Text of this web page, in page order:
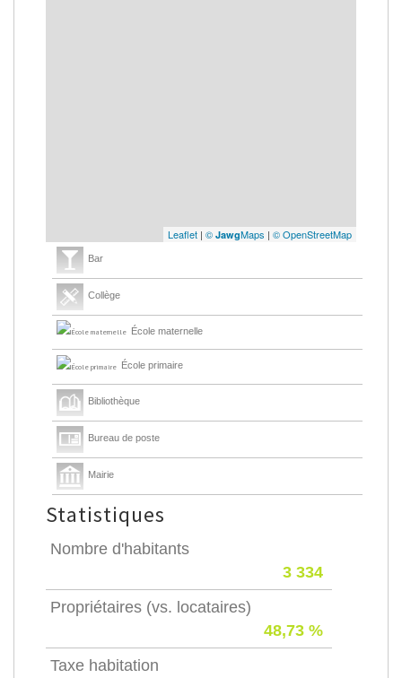
Leaflet | © JawgMaps | © OpenStreetMap
Bar
Collège
École maternelle
École primaire
Bibliothèque
Bureau de poste
Mairie
Statistiques
Nombre d'habitants
3 334
Propriétaires (vs. locataires)
48,73 %
Taxe habitation